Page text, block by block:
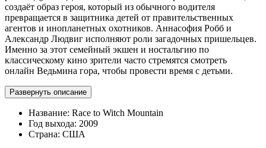
создаёт образ героя, который из обычного водителя
превращается в защитника детей от правительственных
агентов и инопланетных охотников. Аннасофия Робб и
Александр Людвиг исполняют роли загадочных пришельцев.
Именно за этот семейный экшен и ностальгию по
классическому кино зрители часто стремятся смотреть
онлайн Ведьмина гора, чтобы провести время с детьми.
Развернуть описание
Название: Race to Witch Mountain
Год выхода: 2009
Страна: США